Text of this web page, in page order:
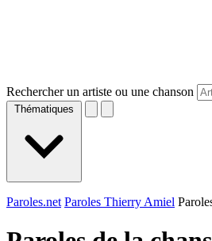
Rechercher un artiste ou une chanson
Thématiques
Paroles.net Paroles Thierry Amiel